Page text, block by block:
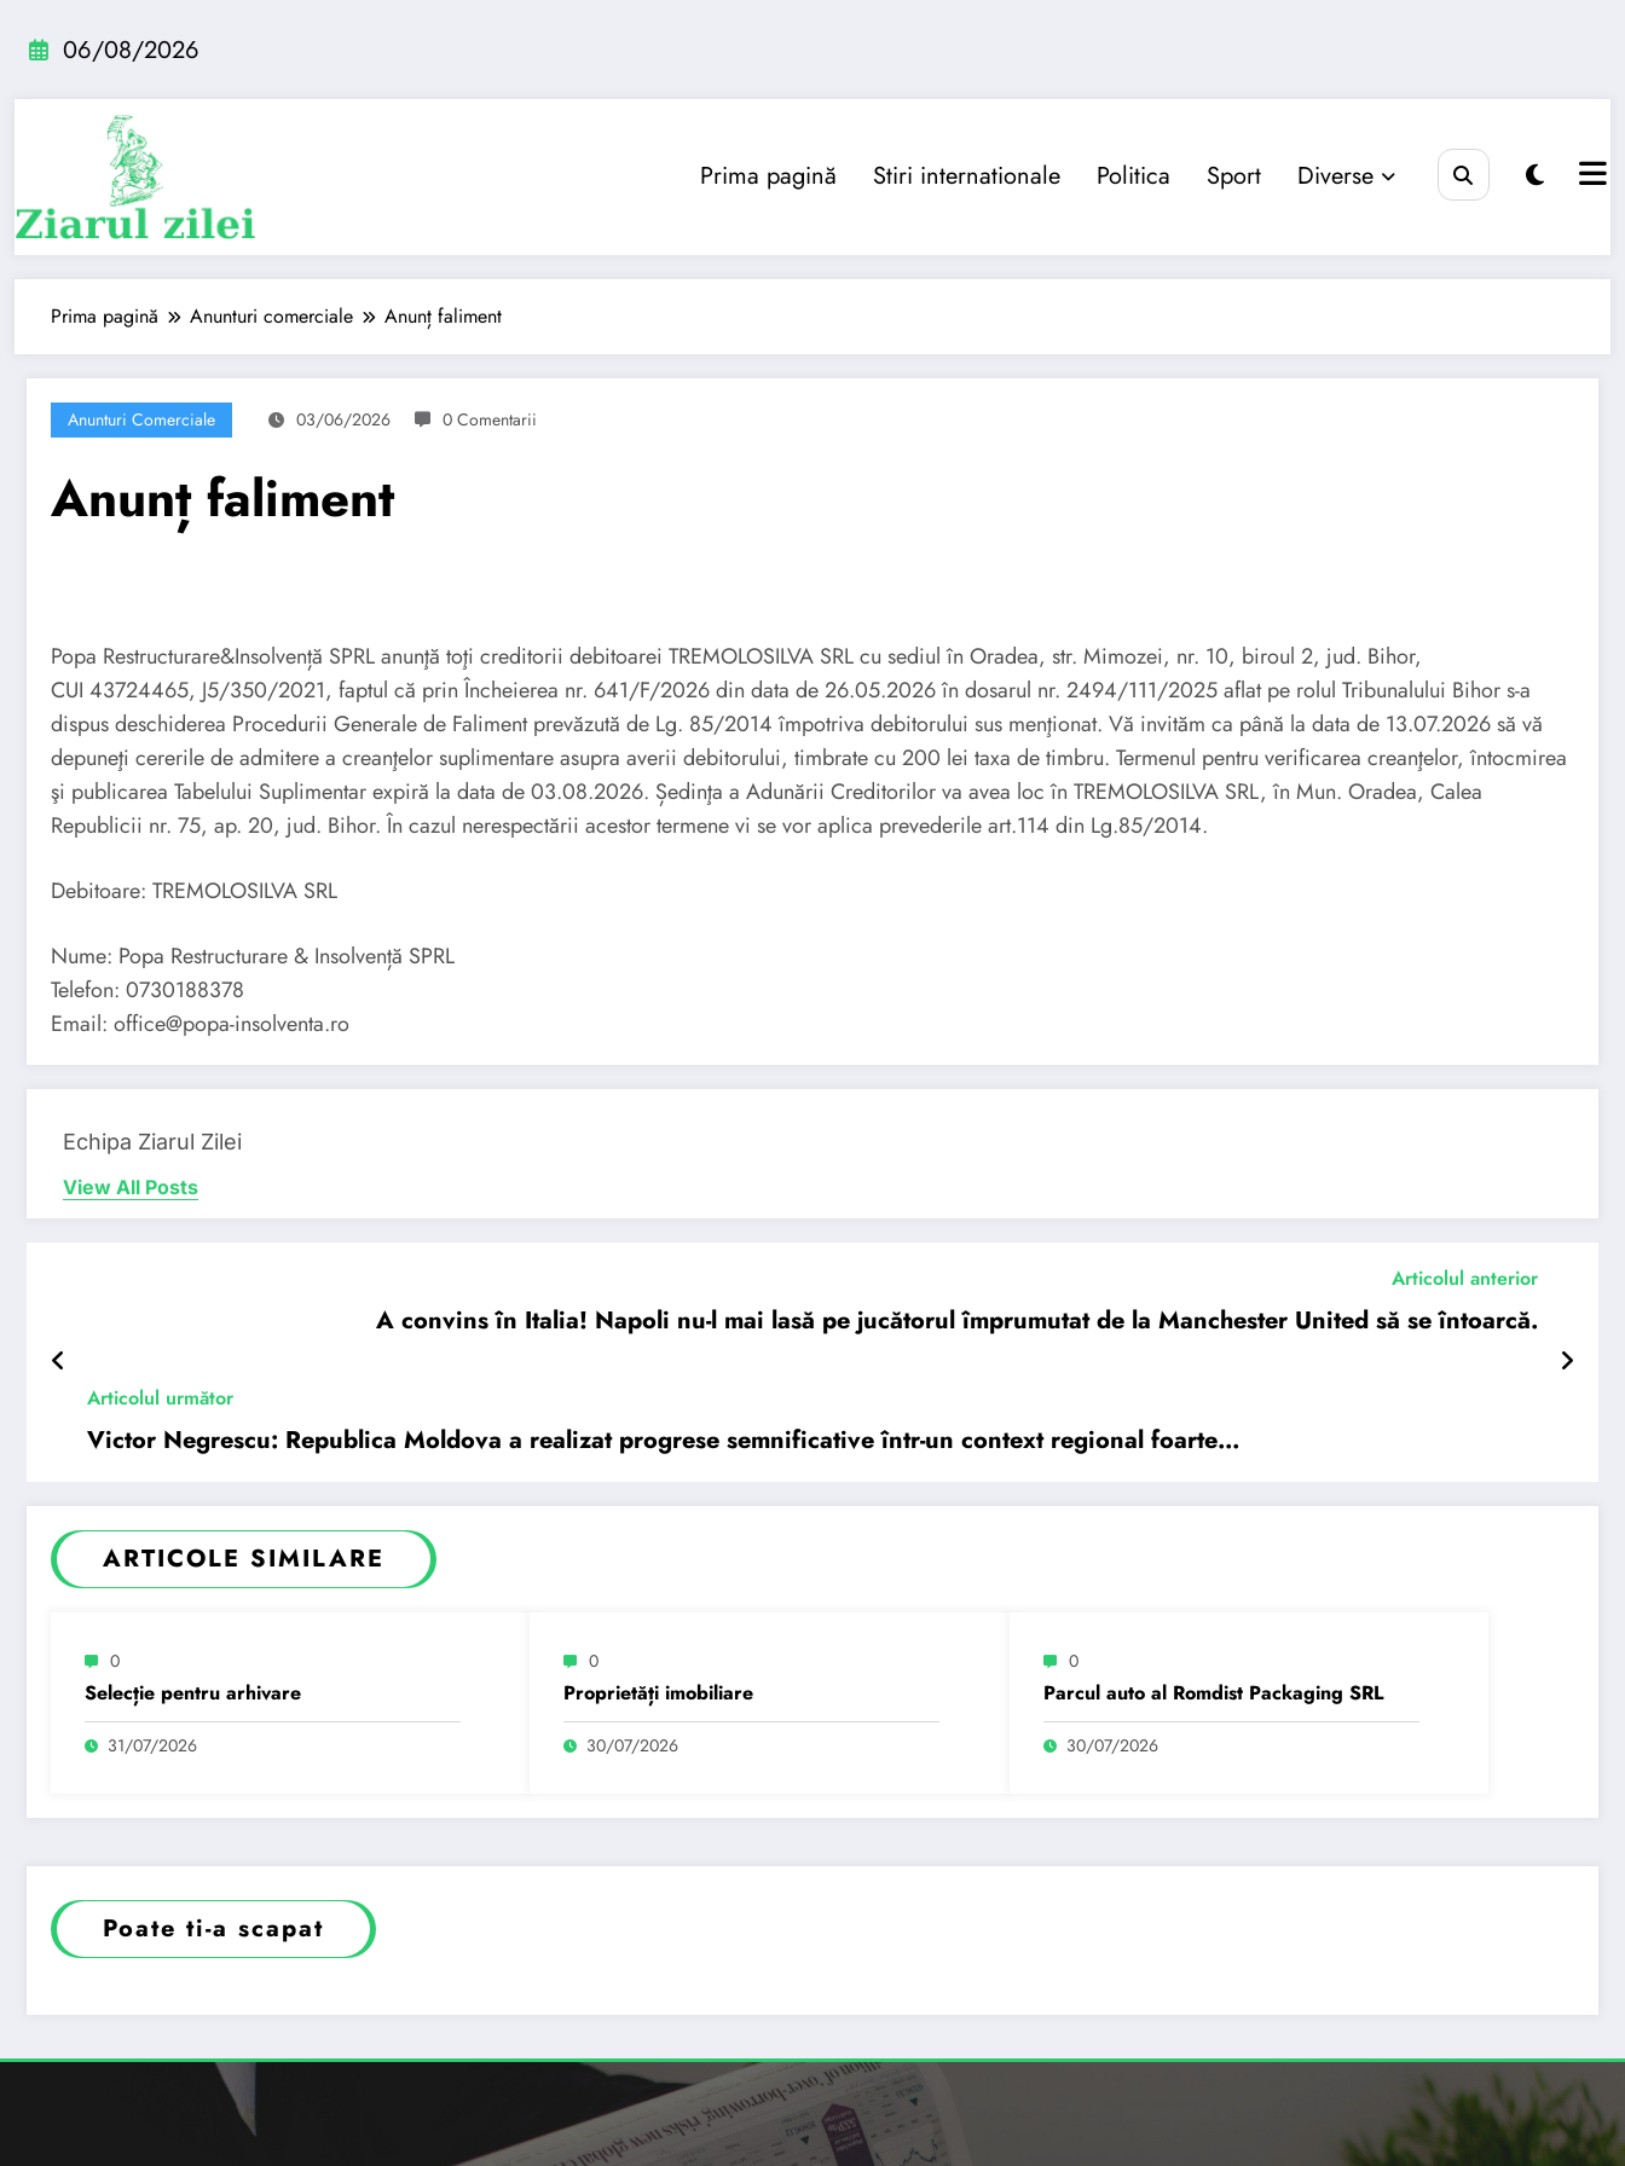
06/08/2026
Prima pagină Stiri internationale Politica Sport Diverse
Prima pagină Anunturi comerciale Anunț faliment
Anunturi Comerciale 03/06/2026 0 Comentarii
Anunț faliment
Popa Restructurare&Insolvență SPRL anunţă toţi creditorii debitoarei TREMOLOSILVA SRL cu sediul în Oradea, str. Mimozei, nr. 10, biroul 2, jud. Bihor,
CUI 43724465, J5/350/2021, faptul că prin Încheierea nr. 641/F/2026 din data de 26.05.2026 în dosarul nr. 2494/111/2025 aflat pe rolul Tribunalului Bihor s-a
dispus deschiderea Procedurii Generale de Faliment prevăzută de Lg. 85/2014 împotriva debitorului sus menţionat. Vă invităm ca până la data de 13.07.2026 să vă
depuneţi cererile de admitere a creanţelor suplimentare asupra averii debitorului, timbrate cu 200 lei taxa de timbru. Termenul pentru verificarea creanţelor, întocmirea
şi publicarea Tabelului Suplimentar expiră la data de 03.08.2026. Ședinţa a Adunării Creditorilor va avea loc în TREMOLOSILVA SRL, în Mun. Oradea, Calea
Republicii nr. 75, ap. 20, jud. Bihor. În cazul nerespectării acestor termene vi se vor aplica prevederile art.114 din Lg.85/2014.
Debitoare: TREMOLOSILVA SRL
Nume: Popa Restructurare & Insolvență SPRL
Telefon: 0730188378
Email: office@popa-insolventa.ro
Echipa Ziarul Zilei
View All Posts
Articolul anterior
A convins în Italia! Napoli nu-l mai lasă pe jucătorul împrumutat de la Manchester United să se întoarcă.
Articolul următor
Victor Negrescu: Republica Moldova a realizat progrese semnificative într-un context regional foarte…
ARTICOLE SIMILARE
0
Selecție pentru arhivare
31/07/2026
0
Proprietăți imobiliare
30/07/2026
0
Parcul auto al Romdist Packaging SRL
30/07/2026
Poate ti-a scapat